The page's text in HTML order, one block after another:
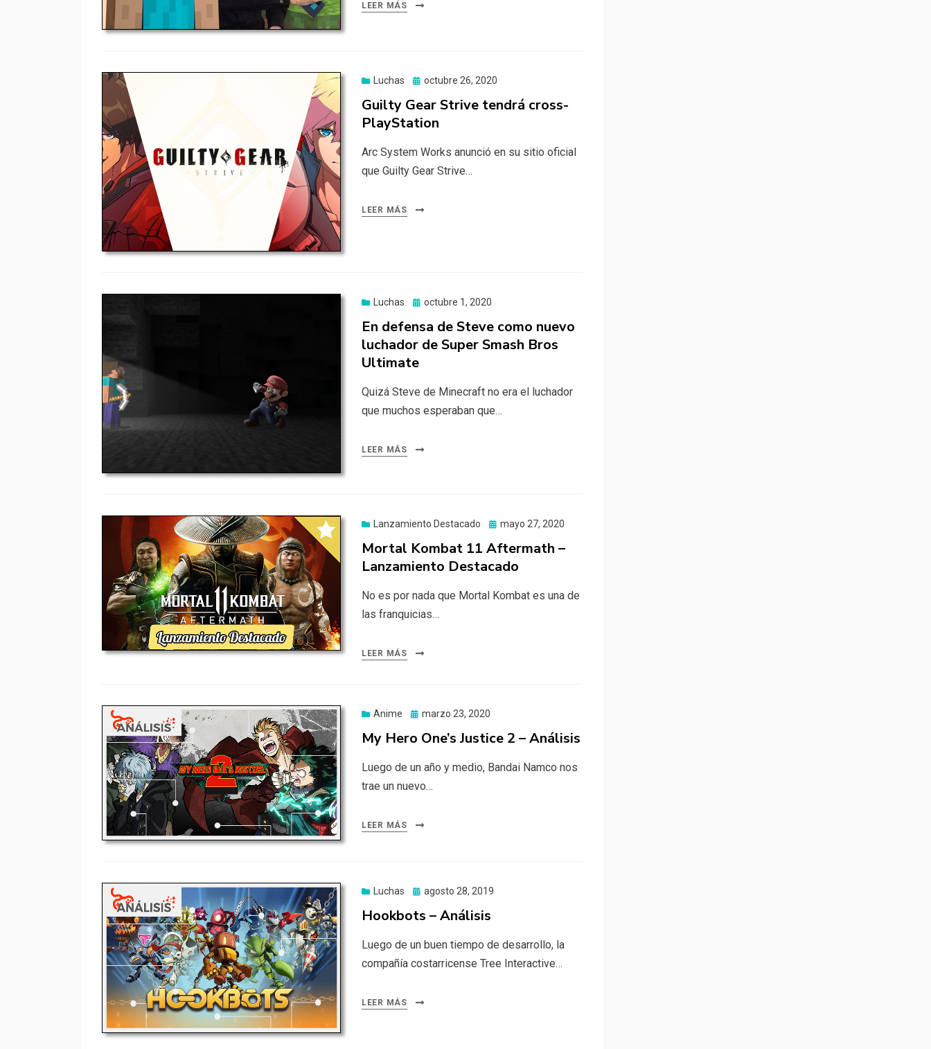
LEER MÁS
Luchas
Publicado
octubre 26, 2020
Guilty Gear Strive tendrá cross-
PlayStation
Arc System Works anunció en su sitio oficial
que Guilty Gear Strive…
LEER MÁS
Luchas
Publicado
octubre 1, 2020
En defensa de Steve como nuevo
luchador de Super Smash Bros
Ultimate
Quizá Steve de Minecraft no era el luchador
que muchos esperaban que…
LEER MÁS
Lanzamiento Destacado
Publicado
mayo 27, 2020
Mortal Kombat 11 Aftermath –
Lanzamiento Destacado
No es por nada que Mortal Kombat es una de
las franquicias…
LEER MÁS
Anime
Publicado
marzo 23, 2020
My Hero One’s Justice 2 – Análisis
Luego de un año y medio, Bandai Namco nos
trae un nuevo…
LEER MÁS
Luchas
Publicado
agosto 28, 2019
Hookbots – Análisis
Luego de un buen tiempo de desarrollo, la
compañía costarricense Tree Interactive…
LEER MÁS